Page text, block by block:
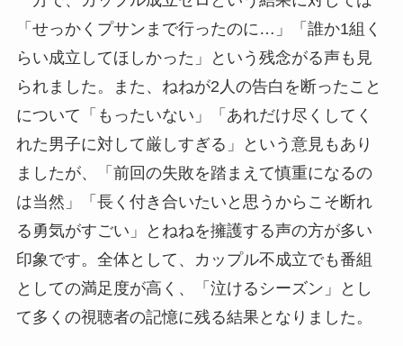
「せっかくプサンまで行ったのに…」「誰か1組く
らい成立してほしかった」という残念がる声も見
られました。また、ねねが2人の告白を断ったこと
について「もったいない」「あれだけ尽くしてく
れた男子に対して厳しすぎる」という意見もあり
ましたが、「前回の失敗を踏まえて慎重になるの
は当然」「長く付き合いたいと思うからこそ断れ
る勇気がすごい」とねねを擁護する声の方が多い
印象です。全体として、カップル不成立でも番組
としての満足度が高く、「泣けるシーズン」とし
て多くの視聴者の記憶に残る結果となりました。